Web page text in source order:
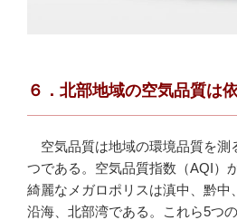
６．北部地域の空気品質は
空気品質は地域の環境品質を測
つである。空気品質指数（AQI）
綺麗なメガロポリスは滇中、黔中
沿海、北部湾である。これら5つ